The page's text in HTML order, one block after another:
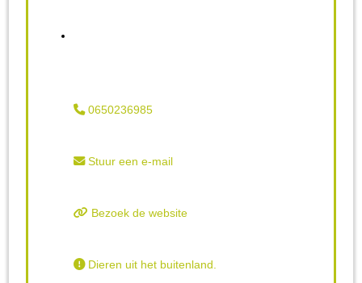
0650236985
Stuur een e-mail
Bezoek de website
Dieren uit het buitenland.